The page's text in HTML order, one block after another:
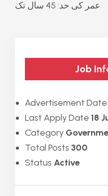
عمر کی حد: 45 سال تک
Job
Advertisement Date
Last Apply Date 18
Category
Total Posts 300
Status Active